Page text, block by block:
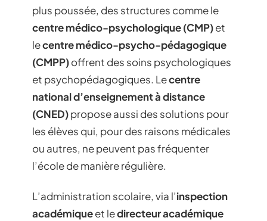
plus poussée, des structures comme le
centre médico-psychologique (CMP)et
lecentre médico-psycho-pédagogique
(CMPP)offrent des soins psychologiques
et psychopédagogiques. Lecentre
national d’enseignement à distance
(CNED)propose aussi des solutions pour
les élèves qui, pour des raisons médicales
ou autres, ne peuvent pas fréquenter
l’école de manière régulière.
L’administration scolaire, via l’inspection
académiqueet ledirecteur académique